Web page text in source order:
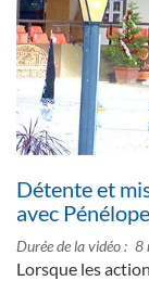
Détente et
avec
Durée de la vidéo 8
Lorsque les